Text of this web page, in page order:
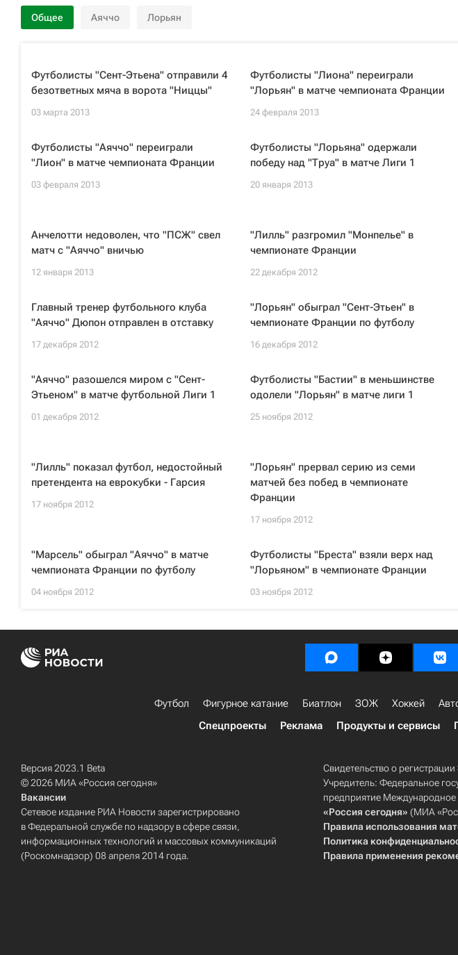
Общее Аяччо Лорьян
Футболисты "Сент-Этьена" отправили 4
безответных мяча в ворота "Ниццы"
03 марта 2013
Футболисты "Лиона" переиграли
"Лорьян" в матче чемпионата Франции
24 февраля 2013
Футболисты "Аяччо" переиграли
"Лион" в матче чемпионата Франции
03 февраля 2013
Футболисты "Лорьяна" одержали
победу над "Труа" в матче Лиги 1
20 января 2013
Анчелотти недоволен, что "ПСЖ" свел
матч с "Аяччо" вничью
12 января 2013
"Лилль" разгромил "Монпелье" в
чемпионате Франции
22 декабря 2012
Главный тренер футбольного клуба
"Аяччо" Дюпон отправлен в отставку
17 декабря 2012
"Лорьян" обыграл "Сент-Этьен" в
чемпионате Франции по футболу
16 декабря 2012
"Аяччо" разошелся миром с "Сент-
Этьеном" в матче футбольной Лиги 1
01 декабря 2012
Футболисты "Бастии" в меньшинстве
одолели "Лорьян" в матче лиги 1
25 ноября 2012
"Лилль" показал футбол, недостойный
претендента на еврокубки - Гарсия
17 ноября 2012
"Лорьян" прервал серию из семи
матчей без побед в чемпионате
Франции
17 ноября 2012
"Марсель" обыграл "Аяччо" в матче
чемпионата Франции по футболу
04 ноября 2012
Футболисты "Бреста" взяли верх над
"Лорьяном" в чемпионате Франции
03 ноября 2012
Футбол Фигурное катание Биатлон ЗОЖ Хоккей
Спецпроекты
Реклама Продукты и сервисы
Версия 2023.1 Beta
© 2026 МИА «Россия сегодня»
Вакансии
Сетевое издание РИА Новости зарегистрировано
в Федеральной службе по надзору в сфере связи,
информационных технологий и массовых коммуникаций
(Роскомнадзор) 08 апреля 2014 года.
Свидетельство о
Учредитель: Федеральное
предприятие
«Россия сегодня» (МИА
Правила использования
Политика
Правила применения